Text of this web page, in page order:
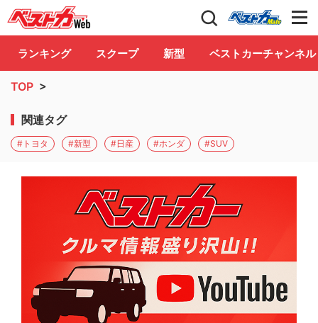
自動車情報誌「ベストカー」 Club
ランキング スクープ 新型 ベストカーチャンネル
TOP >
関連タグ
#トヨタ #新型 #日産 #ホンダ #SUV